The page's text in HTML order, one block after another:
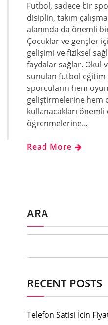
Futbol, sadece bir
disiplin, takım
alanında da önemli
Çocuklar ve gençler
gelişimi ve fiziksel
faydalar sağlar. Okul
sunulan futbol eğitim
sporcuların hem
geliştirmelerine hem
kullanacakları önemli
öğrenmelerine…
Read More
ARA
RECENT POSTS
Telefon Satisi İcin